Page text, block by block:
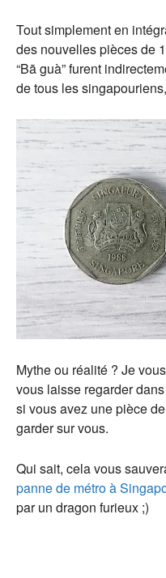
Tout simplement en
des nouvelles pièces de
“Bā guà” furent
de tous les
Mythe ou réalité ? Je
vous laisse regarder
si vous avez une pièce
garder sur vous.
Qui sait, cela vous
panne de métro à
par un dragon furieux ;)